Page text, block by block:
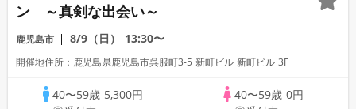
ン ～真剣な出会い～
鹿児島市 8/9（日） 13:30〜
開催地住所：鹿児島県鹿児島市呉服町3-5 新町ビル 新町ビル 3F
40〜59歳 5,300円
40〜59歳 0円